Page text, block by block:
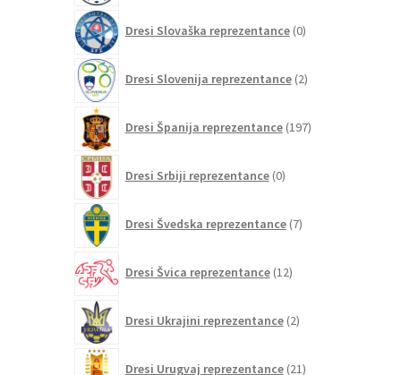
Dresi Slovaška reprezentance 0izdelkov
Dresi Slovenija reprezentance 2izdelka
Dresi Španija reprezentance 197izdelkov
Dresi Srbiji reprezentance 0izdelkov
Dresi Švedska reprezentance 7izdelkov
Dresi Švica reprezentance 12izdelkov
Dresi Ukrajini reprezentance 2izdelka
Dresi Urugvaj reprezentance 21